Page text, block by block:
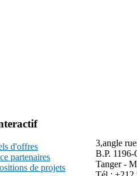
d'offres
partenaires
de projets
3,angle
B.P.
Tanger -